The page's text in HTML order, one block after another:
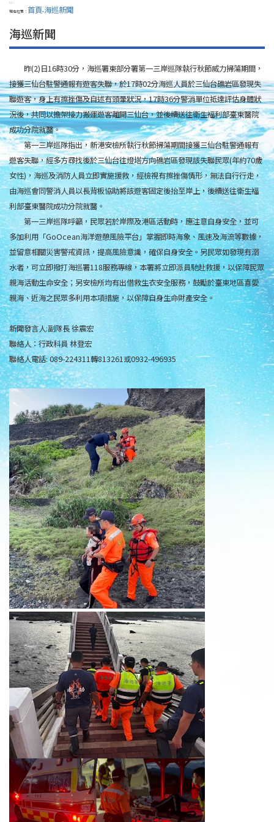
:::
現在位置： 首頁>海巡新聞
海巡新聞
昨(2)日16時30分，海巡署東部分署第一三岸巡隊執行秋節威力掃蕩期間，
接獲三仙台駐警通報有遊客失聯，於17時02分海巡人員於三仙台礁岩區發現失
聯遊客，身上有擦挫傷及自述有頭暈狀況，17時36分警消單位抵達評估身體狀
況後，共同以擔架接力搬運遊客離開三仙台，並後續送往衛生福利部臺東醫院
成功分院就醫。
第一三岸巡隊指出，新港安檢所執行秋節掃蕩期間接獲三仙台駐警通報有
遊客失聯，經多方尋找後於三仙台往燈塔方向礁岩區發現該失聯民眾(年約70歲
女性)，海巡及消防人員立即實施援救，經檢視有擦挫傷情形，無法自行行走，
由海巡會同警消人員以長背板協助將該遊客固定後抬至岸上，後續送往衛生福
利部臺東醫院成功分院就醫。
第一三岸巡隊呼籲，民眾若於岸際及港區活動時，應注意自身安全，並可
多加利用「GoOcean海洋遊憩風險平台」掌握即時海象、風速及海流等數據，
並留意相關災害警戒資訊，提高風險意識，確保自身安全。另民眾如發現有溺
水者，可立即撥打海巡署118服務專線，本署將立即派員馳赴救援，以保障民眾
親海活動生命安全；另安檢所均有出借救生衣安全服務，鼓勵於臺東地區喜愛
親海、近海之民眾多利用本項措施，以保障自身生命財產安全。
新聞發言人:副隊長 徐震宏
聯絡人：行政科員 林登宏
聯絡人電話: 089-224311轉813261或0932-496935